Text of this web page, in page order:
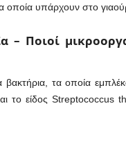
υπάρχουν στο
– Ποιοί
τα οποία
το είδος Streptococcus